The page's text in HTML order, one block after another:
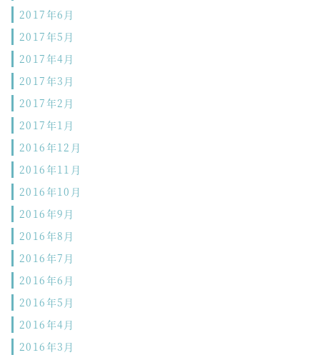
2017年6月
2017年5月
2017年4月
2017年3月
2017年2月
2017年1月
2016年12月
2016年11月
2016年10月
2016年9月
2016年8月
2016年7月
2016年6月
2016年5月
2016年4月
2016年3月